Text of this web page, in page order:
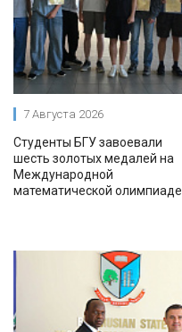
7 Августа 2026
Студенты БГУ завоевали
шесть золотых медалей на
Международной
математической олимпиаде